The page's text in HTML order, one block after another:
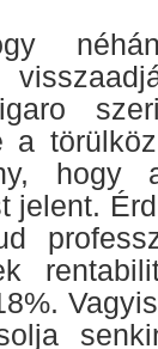
a
hogy
jelent.